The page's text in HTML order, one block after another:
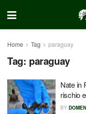
Home Tag paraguay
Tag: paraguay
Nate in
rischio
BY